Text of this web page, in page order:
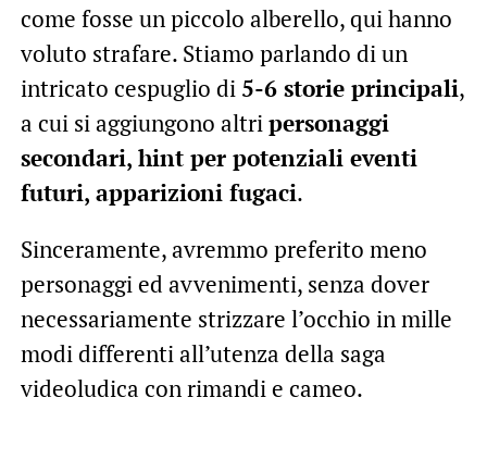
come fosse un piccolo alberello, qui hanno
voluto strafare. Stiamo parlando di un
intricato cespuglio di 5-6 storie principali,
a cui si aggiungono altripersonaggi
secondari, hint per potenziali eventi
futuri, apparizioni fugaci.
Sinceramente, avremmo preferito meno
personaggi ed avvenimenti, senza dover
necessariamente strizzare l’occhio in mille
modi differenti all’utenza della saga
videoludica con rimandi e cameo.